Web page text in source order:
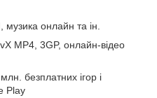
музика онлайн та ін.
MP4, 3GP, онлайн-відео
безплатних ігор і
Play